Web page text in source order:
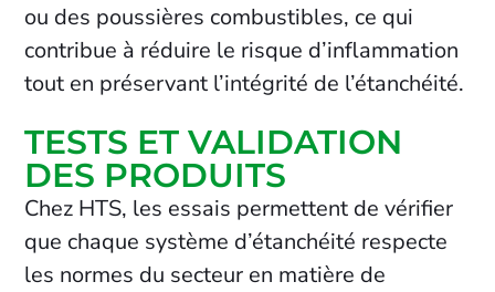
ou des poussières combustibles, ce qui
contribue à réduire le risque d’inflammation
tout en préservant l’intégrité de l’étanchéité.
TESTS ET VALIDATION
DES PRODUITS
Chez HTS, les essais permettent de vérifier
que chaque système d’étanchéité respecte
les normes du secteur en matière de